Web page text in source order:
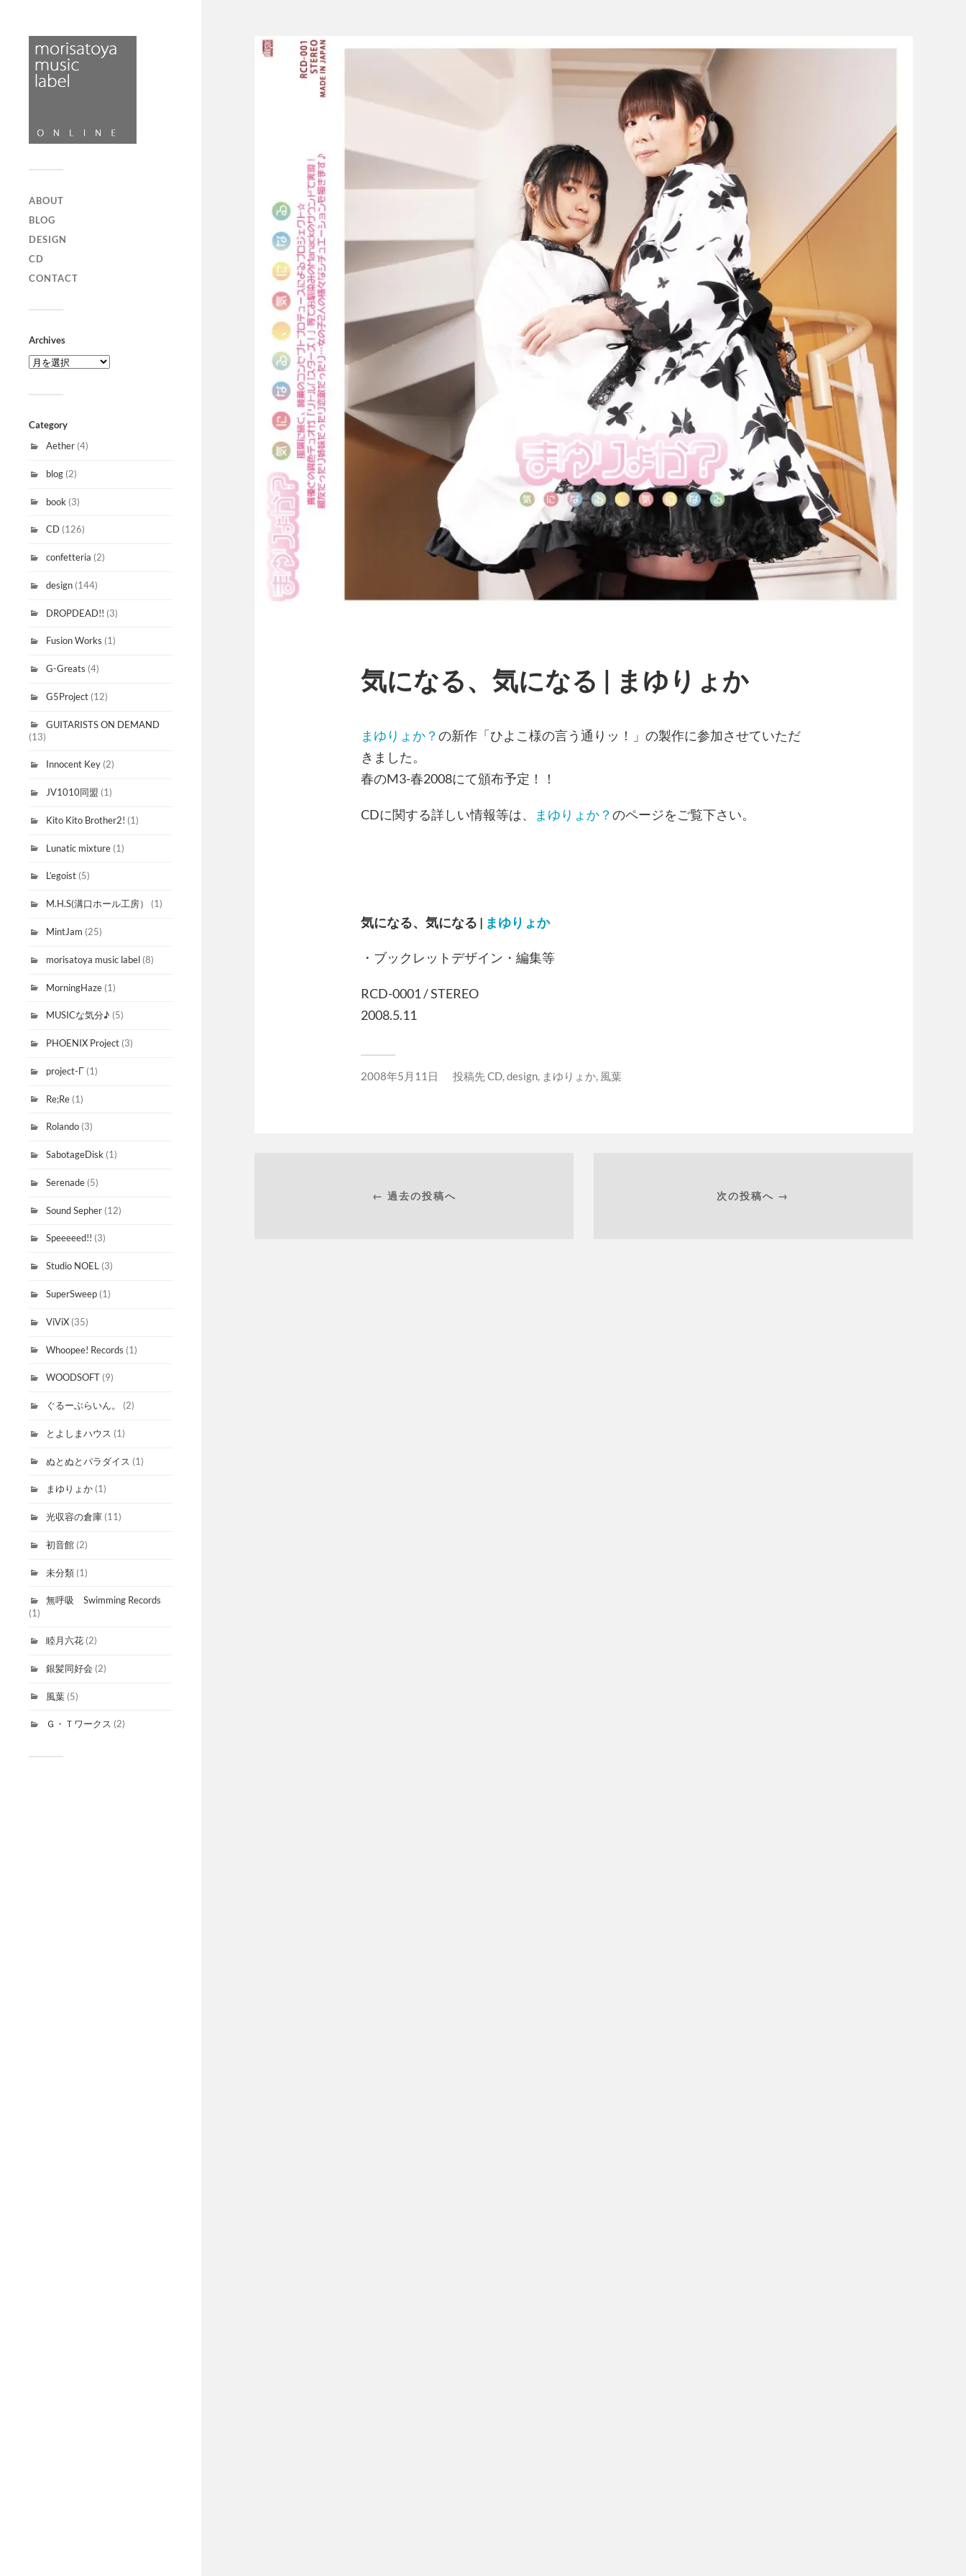
ABOUT
BLOG
DESIGN
CD
CONTACT
Archives
Category
Aether (4)
blog (2)
book (3)
CD (126)
confetteria (2)
design (144)
DROPDEAD!! (3)
Fusion Works (1)
G-Greats (4)
G5Project (12)
GUITARISTS ON DEMAND
(13)
Innocent Key (2)
JV1010同盟 (1)
Kito Kito Brother2! (1)
Lunatic mixture (1)
L’egoist (5)
M.H.S(溝口ホール工房） (1)
MintJam (25)
morisatoya music label (8)
MorningHaze (1)
MUSICな気分♪ (5)
PHOENIX Project (3)
project-Γ (1)
Re;Re (1)
Rolando (3)
SabotageDisk (1)
Serenade (5)
Sound Sepher (12)
Speeeeed!! (3)
Studio NOEL (3)
SuperSweep (1)
ViViX (35)
Whoopee! Records (1)
WOODSOFT (9)
ぐるーぶらいん。 (2)
とよしまハウス (1)
ぬとぬとパラダイス (1)
まゆりょか (1)
光収容の倉庫 (11)
初音館 (2)
未分類 (1)
無呼吸 Swimming Records
(1)
睦月六花 (2)
銀髪同好会 (2)
風葉 (5)
Ｇ・Ｔワークス (2)
気になる、気になる | まゆりょか
まゆりょか？ の新作「ひよこ様の言う通りッ！」の製作に参加させていただ
きました。
春のM3-春2008にて頒布予定！！
CDに関する詳しい情報等は、 まゆりょか？ のページをご覧下さい。
気になる、気になる | まゆりょか
・ブックレットデザイン・編集等
RCD-0001 / STEREO
2008.5.11
2008年5月11日 投稿先CD,design, まゆりょか, 風葉
← 過去の投稿へ 次の投稿へ →